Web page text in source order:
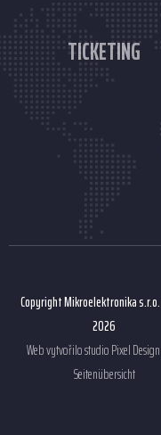
TICKETING
Copyright Mikroelektronika
2026
Web vytvořilo studioPixel
Seitenübersicht